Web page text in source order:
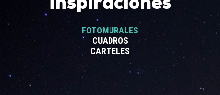
Inspiraciones
FOTOMURALES
CUADROS
CARTELES